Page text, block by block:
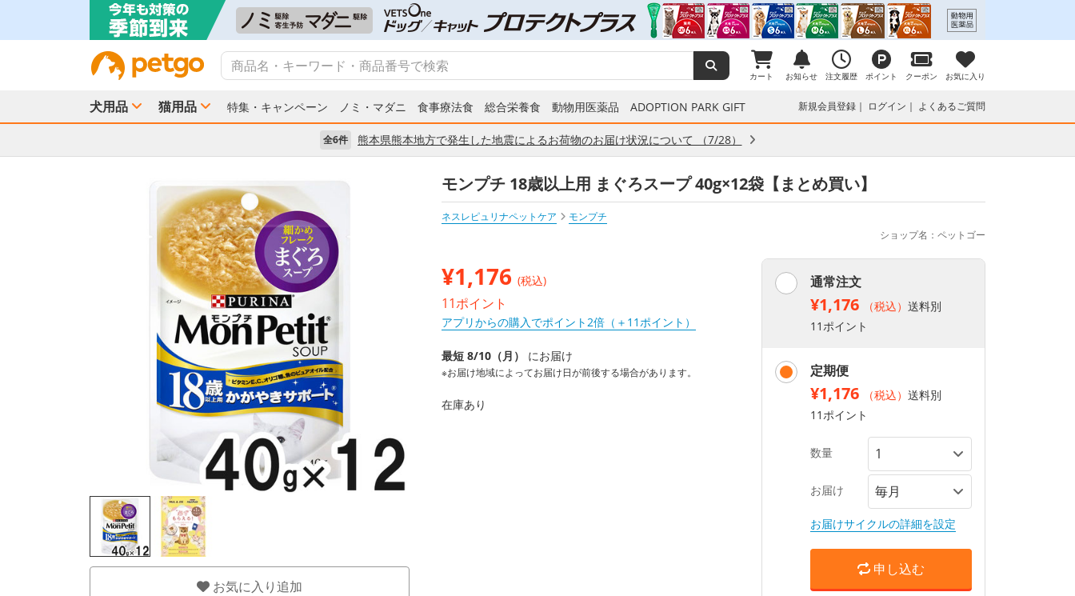
カート お知らせ 注文履歴 ポイント クーポン お気に入り
犬用品 猫用品 特集・キャンペーン ノミ・マダニ 食事療法食 総合栄養食 動物用医薬品 ADOPTION PARK GIFT 新規会員登録 ログイン よくあるご質問
全6件 熊本県熊本地方で発生した地震によるお荷物のお届け状況について （7/28）
お気に入り追加
モンプチ 18歳以上用 まぐろスープ 40g×12袋【まとめ買い】
ネスレピュリナペットケア
モンプチ
ショップ名：ペットゴー
¥1,176 (税込)
11ポイント
アプリからの購入でポイント2倍（＋11ポイント）
最短 8/10（月） にお届け
※お届け地域によってお届け日が前後する場合があります。
在庫あり
通常注文
¥1,176 （税込） 送料別
11ポイント
定期便
¥1,176 （税込） 送料別
11ポイント
数量
お届け
お届けサイクルの詳細を設定
申し込む